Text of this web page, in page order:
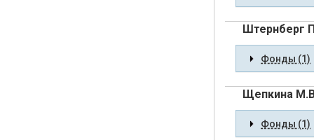
Штернберг
Фонды (1)
Щепкина
Фонды (1)